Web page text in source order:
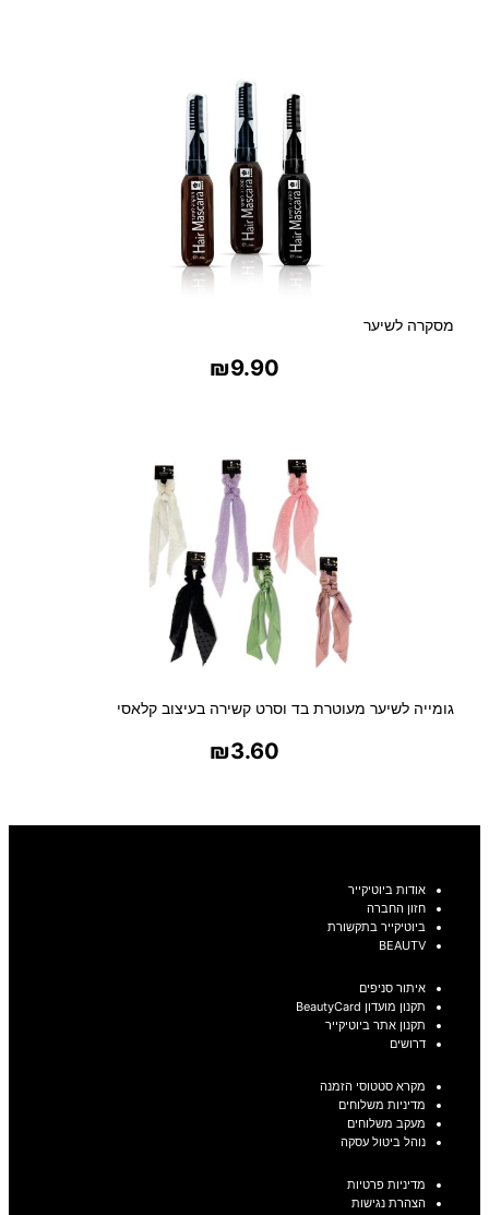
מסקרה לשיער
₪9.90
גומייה לשיער מעוטרת בד וסרט קשירה בעיצוב קלאסי
₪3.60
אודות ביוטיקייר
חזון החברה
ביוטיקייר בתקשורת
BEAUTV
איתור סניפים
תקנון מועדון BeautyCard
תקנון אתר ביוטיקייר
דרושים
מקרא סטטוסי הזמנה
מדיניות משלוחים
מעקב משלוחים
נוהל ביטול עסקה
מדיניות פרטיות
הצהרת נגישות